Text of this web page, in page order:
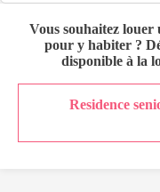
Vous souhaitez louer
pour y habiter ?
disponible à la
Residence